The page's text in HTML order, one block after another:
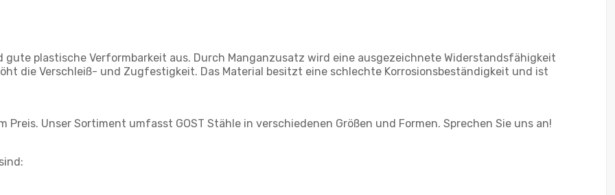
plastische Verformbarkeit aus. Durch Manganzusatz wird eine ausgezeichnete Widerstandsfähigkeit
die Verschleiß- und Zugfestigkeit. Das Material besitzt eine schlechte Korrosionsbeständigkeit und ist
Preis. Unser Sortiment umfasst GOST Stähle in verschiedenen Größen und Formen. Sprechen Sie uns an!